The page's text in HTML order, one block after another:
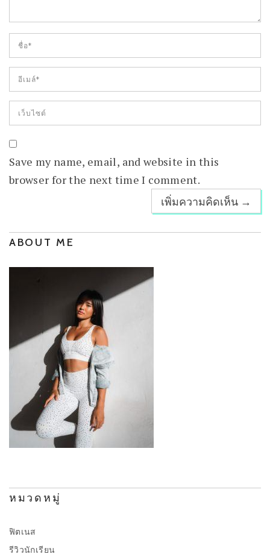
Save my name, email, and website in this
browser for the next time I comment.
ABOUT ME
หมวดหมู่
ฟิตเนส
รีวิวนักเรียน